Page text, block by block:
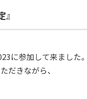
に参加して来ました。
だきながら、